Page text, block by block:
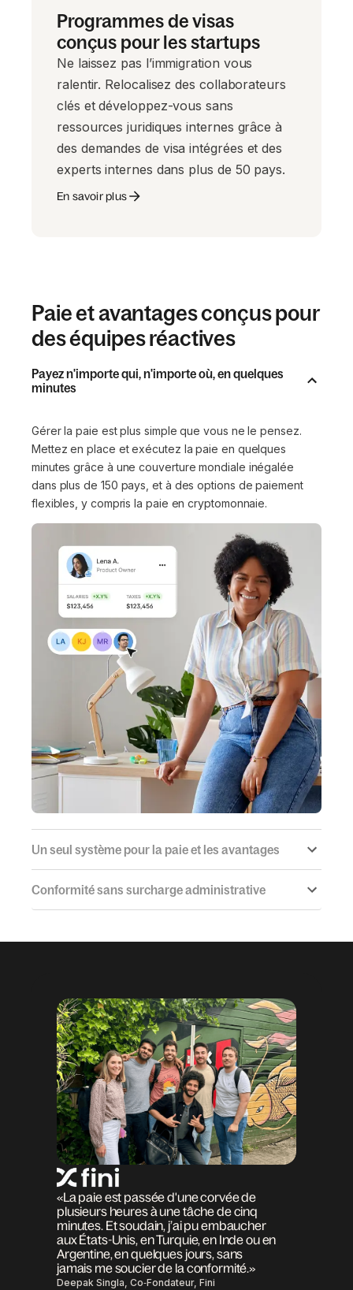
Programmes de visas
conçus pour les startups
Ne laissez pas l’immigration vous
ralentir. Relocalisez des collaborateurs
clés et développez-vous sans
ressources juridiques internes grâce à
des demandes de visa intégrées et des
experts internes dans plus de 50 pays.
En savoir plus
Paie et avantages conçus pour
des équipes réactives
Payez n'importe qui, n'importe où, en quelques
minutes
Gérer la paie est plus simple que vous ne le pensez.
Mettez en place et exécutez la paie en quelques
minutes grâce à une couverture mondiale inégalée
dans plus de 150 pays, et à des options de paiement
flexibles, y compris la paie en cryptomonnaie.
Un seul système pour la paie et les avantages
Conformité sans surcharge administrative
«La paie est passée d'une corvée de
plusieurs heures à une tâche de cinq
minutes. Et soudain, j’ai pu embaucher
aux États-Unis, en Turquie, en Inde ou en
Argentine, en quelques jours, sans
jamais me soucier de la conformité.»
Deepak Singla, Co‑Fondateur, Fini